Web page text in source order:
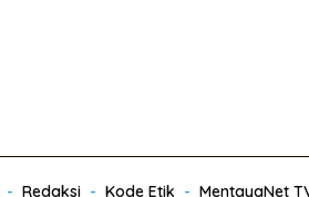
Redaksi Kode Etik MentayaNet